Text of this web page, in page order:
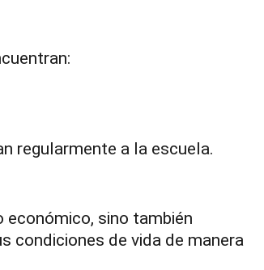
regularmente a la escuela.
económico, sino también
condiciones de vida de manera